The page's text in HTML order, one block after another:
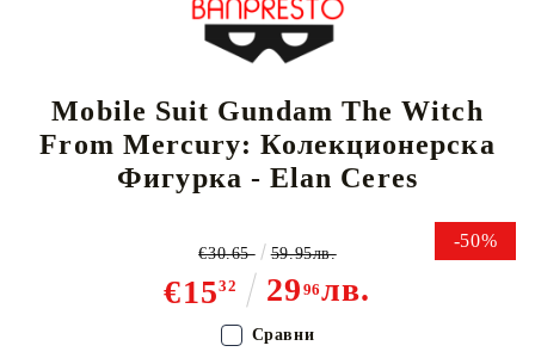
Mobile Suit Gundam The Witch
From Mercury: Колекционерска
Фигурка - Elan Ceres
-50%
€1532 29 96лв.
€30.65 59.95лв.
Сравни